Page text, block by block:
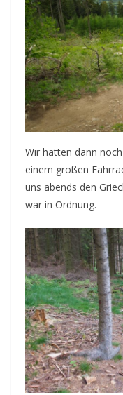
Wir hatten dann
einem großen
uns abends den
war in Ordnung.